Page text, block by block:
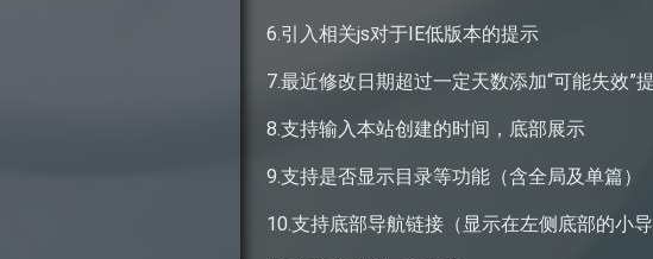
6.引入相关js对于IE低版本的提示
7.最近修改日期超过一定天数添加“可能失效”
8.支持输入本站创建的时间，底部展示
9.支持是否显示目录等功能（含全局及单篇）
10.支持底部导航链接（显示在左侧底部的小